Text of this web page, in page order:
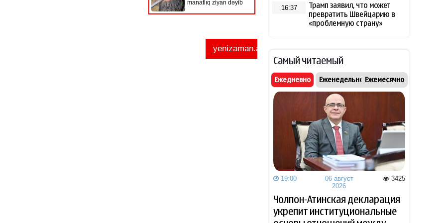
16:37
Трамп заявил, что может
превратить Швейцарию в
«проблемную страну»
экзамена на выявление
способностей по
специальности
«Журналистика»
Трамп заявил, что может
стать последним
президентом-
республиканцем в США
15:37
Лукашенко рассказал о
своей ностальгии по
временам СССР
15:25
Трамп высмеял владельцев
электромобилей и сравнил
их с больными
Самый читаемый
Ежедневно Еженедельно Ежемесячно
19:00
06 август
2026
3425
Чолпон-Атинская декларация
укрепит институциональные